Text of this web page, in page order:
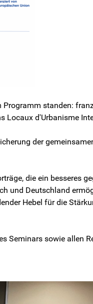
standen:
Locaux d'Urbanisme
der
die ein besseres
und Deutschland
Hebel für die
Seminars sowie allen